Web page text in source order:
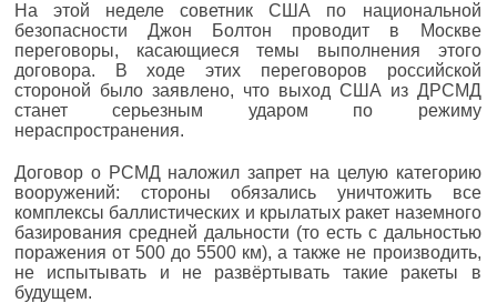
На этой неделе советник США по национальной
безопасности Джон Болтон проводит в Москве
переговоры, касающиеся темы выполнения этого
договора. В ходе этих переговоров российской
стороной было заявлено, что выход США из ДРСМД
станет серьезным ударом по режиму
нераспространения.
Договор о РСМД наложил запрет на целую категорию
вооружений: стороны обязались уничтожить все
комплексы баллистических и крылатых ракет наземного
базирования средней дальности (то есть с дальностью
поражения от 500 до 5500 км), а также не производить,
не испытывать и не развёртывать такие ракеты в
будущем.